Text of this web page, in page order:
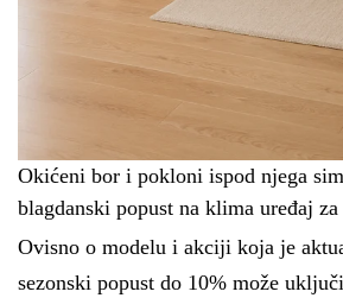
Okićeni bor i pokloni ispod njega
blagdanski popust na klima uređaj
Ovisno o modelu i akciji koja je
sezonski popust do 10% može